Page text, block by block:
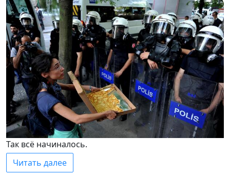
Так всё начиналось.
Читать далее